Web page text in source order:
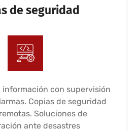
de seguridad
información con supervisión
Copias de seguridad
Soluciones de
ante desastres